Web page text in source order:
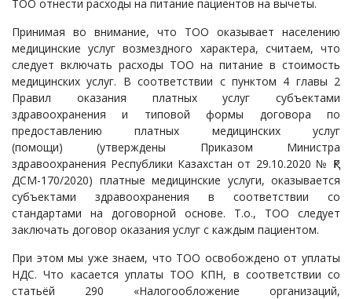
ТОО отнести расходы на питание пациентов на вычеты.
Принимая во внимание, что ТОО оказывает населению
медицинские услуг возмездного характера, считаем, что
следует включать расходы ТОО на питание в стоимость
медицинских услуг. В соответствии с пунктом 4 главы 2
Правил оказания платных услуг субъектами
здравоохранения и типовой формы договора по
предоставлению платных медицинских услуг
(помощи) (утверждены Приказом Министра
здравоохранения Республики Казахстан от 29.10.2020 № ҚР
ДСМ-170/2020) платные медицинские услуги, оказывается
субъектами здравоохранения в соответствии со
стандартами на договорной основе. Т.о., ТОО следует
заключать договор оказания услуг с каждым пациентом.
При этом мы уже знаем, что ТОО освобождено от уплаты
НДС. Что касается уплаты ТОО КПН, в соответствии со
статьёй 290 «Налогообложение организаций,